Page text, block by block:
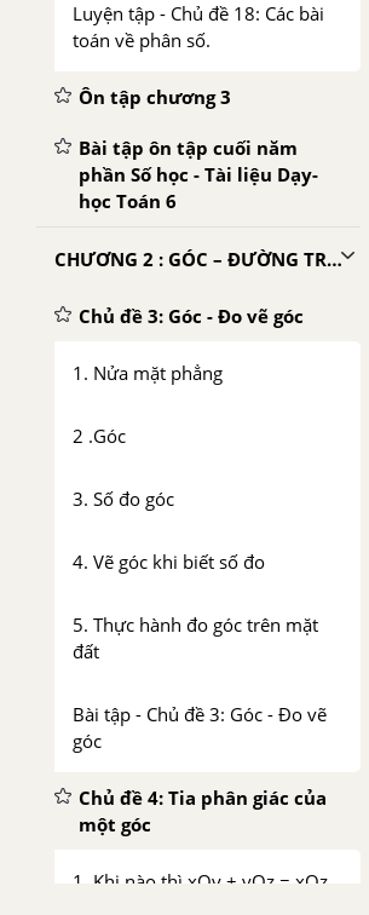
Luyện tập - Chủ đề 18: Các bài
toán về phân số.
Ôn tập chương 3
Bài tập ôn tập cuối năm
phần Số học - Tài liệu Dạy-
học Toán 6
CHƯƠNG 2 : GÓC – ĐƯỜNG TRÒN VÀ TAM GIÁC
Chủ đề 3: Góc - Đo vẽ góc
1. Nửa mặt phẳng
2 .Góc
3. Số đo góc
4. Vẽ góc khi biết số đo
5. Thực hành đo góc trên mặt
đất
Bài tập - Chủ đề 3: Góc - Đo vẽ
góc
Chủ đề 4: Tia phân giác của
một góc
1. Khi nào thì xOy + yOz = xOz